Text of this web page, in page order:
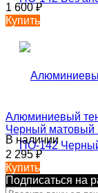
1 600₽
Купить
Алюминиевый
Черный матовый
В наличии
2 295₽
Купить
Подписаться на